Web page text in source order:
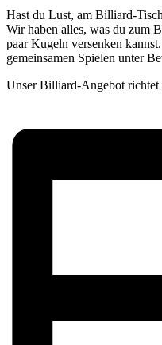
Hast du Lust, am Billiard-
Wir haben alles, was du zum
paar Kugeln versenken
gemeinsamen Spielen unter
Unser Billiard-Angebot richtet